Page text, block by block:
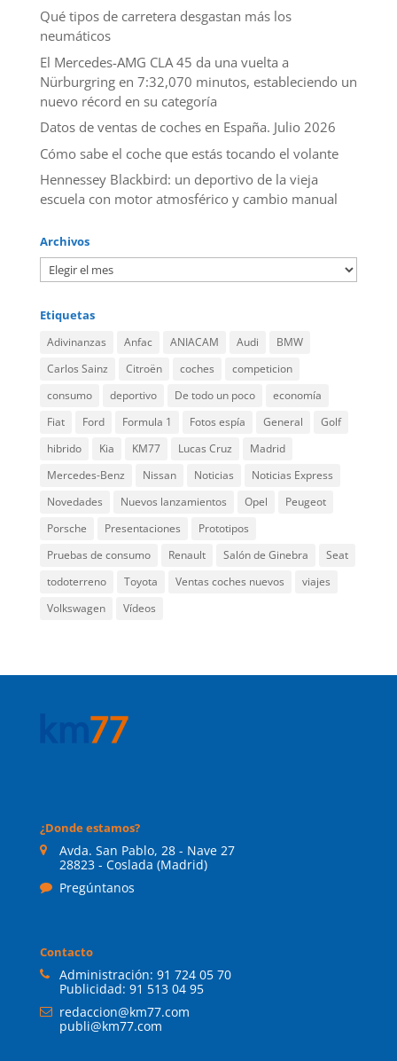
Qué tipos de carretera desgastan más los
neumáticos
El Mercedes-AMG CLA 45 da una vuelta a
Nürburgring en 7:32,070 minutos, estableciendo un
nuevo récord en su categoría
Datos de ventas de coches en España. Julio 2026
​Cómo sabe el coche que estás tocando el volante
Hennessey Blackbird: un deportivo de la vieja
escuela con motor atmosférico y cambio manual
Archivos
Etiquetas
Adivinanzas Anfac ANIACAM Audi
BMW
Carlos Sainz
Citroën coches
competicion
consumo
deportivo De todo un poco
economía
Fiat
Ford Formula 1 Fotos espía General
Golf
hibrido
Kia KM77 Lucas Cruz
Madrid
Mercedes-Benz
Nissan Noticias
Noticias Express
Novedades
Nuevos lanzamientos Opel
Peugeot
Porsche
Presentaciones
Prototipos
Pruebas de consumo
Renault Salón de Ginebra
Seat
todoterreno
Toyota Ventas coches nuevos
viajes
Volkswagen
Vídeos
¿Donde estamos?
Avda. San Pablo, 28 - Nave 27
28823 - Coslada (Madrid)
Pregúntanos
Contacto
Administración: 91 724 05 70
Publicidad: 91 513 04 95
redaccion@km77.com
publi@km77.com